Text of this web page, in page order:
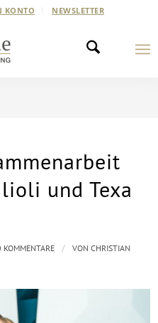
KONTO NEWSLETTER
und Texa
KOMMENTARE / VONCHRISTIAN